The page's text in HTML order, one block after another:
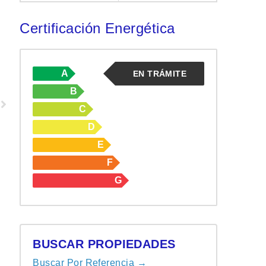
Certificación Energética
EN TRÁMITE
A
B
C
D
E
F
G
BUSCAR PROPIEDADES
Buscar Por Referencia →